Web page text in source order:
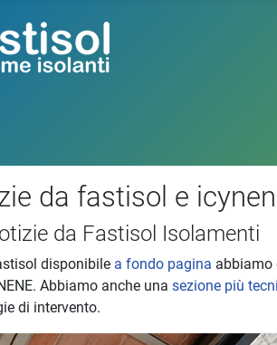
da fastisol e
da Fastisol Isolamenti
disponibile a fondo pagina abbiamo
Abbiamo anche una sezione più
di intervento.